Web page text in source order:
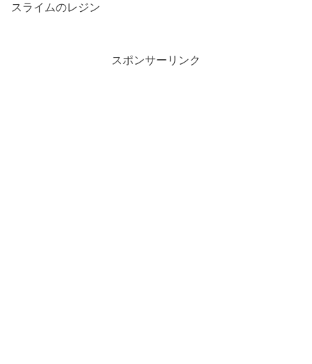
スライムのレジン
スポンサーリンク